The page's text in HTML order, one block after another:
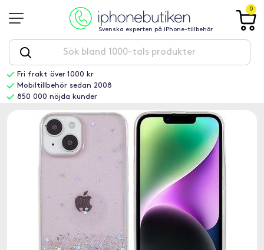
Svenska experten på iPhone-tillbehör
0
Fri frakt över 1000 kr
Mobiltillbehör sedan 2008
850 000 nöjda kunder